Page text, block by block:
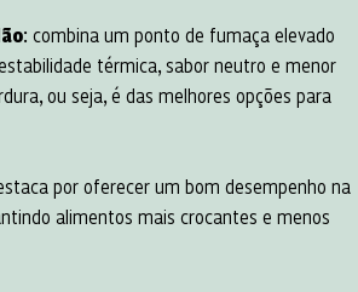
: combina um ponto de fumaça elevado
térmica, sabor neutro e menor
ou seja, é das melhores opções para
por oferecer um bom desempenho na
alimentos mais crocantes e menos